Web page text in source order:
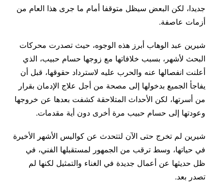
جديدا، لكن البعض سيظل متوقفا أمام ما جرى هذا العام من
أزمات عاصفة.
شيرين عبد الوهاب أبرز هذه الوجوه، حيث تصدرت محركات
البحث لأشهر، بسبب خلافاتها مع زوجها حسام حبيب، الذي
أعلنت انفصالها عنه والحرب عليه لاسترداد حقوقها، قبل أن
يفاجأ الجميع بدخولها إلى مصحة من أجل علاج الإدمان بقرار
من أسرتها، لكن الأحداث المتلاحقة كشفت بعدها عن خروجها
وعودتها إلى حسام حبيب مرة أخرى دون أية مقدمات.
شيرين لم تخرج حتى الآن لتتحدث عن كواليس الأشهر الأخيرة
في حياتها، وسط ترقب من الجمهور لمستقبلها الفني، في
ظل حديثها عن أعمال جديدة في الغناء والتمثيل لكنها لم
تصدر بعد.